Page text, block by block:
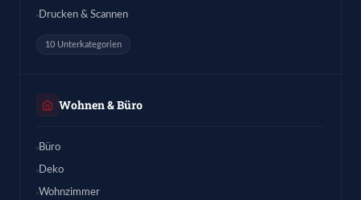
Drucken & Scannen
10 Unterkategorien
Wohnen & Büro
Büro
Deko
Wohnzimmer